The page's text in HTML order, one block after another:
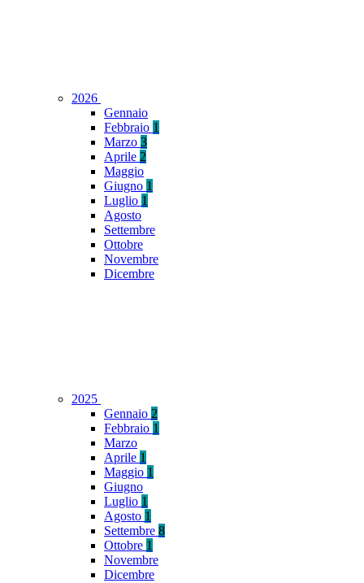
2026
Gennaio
Febbraio 1
Marzo 3
Aprile 2
Maggio
Giugno 1
Luglio 1
Agosto
Settembre
Ottobre
Novembre
Dicembre
2025
Gennaio 2
Febbraio 1
Marzo
Aprile 1
Maggio 1
Giugno
Luglio 1
Agosto 1
Settembre 8
Ottobre 1
Novembre
Dicembre